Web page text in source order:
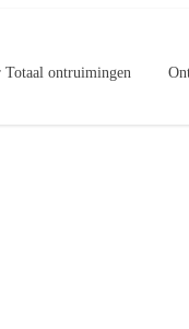
Totaal ontruimingen